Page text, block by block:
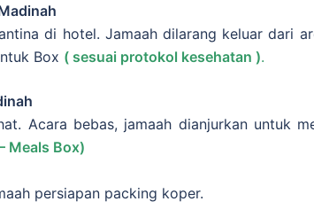
di hotel. Jamaah dilarang keluar dari
Box ( sesuai protokol kesehatan ).
Acara bebas, jamaah dianjurkan untuk
Meals Box)
persiapan packing koper.